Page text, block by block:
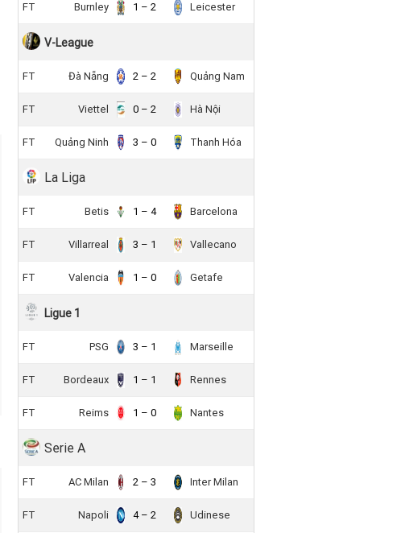
FT Burnley 1 – 2 Leicester
V-League
FT Đà Nẵng 2 – 2 Quảng Nam
FT Viettel 0 – 2 Hà Nội
FT Quảng Ninh 3 – 0 Thanh Hóa
La Liga
FT Betis 1 – 4 Barcelona
FT Villarreal 3 – 1 Vallecano
FT Valencia 1 – 0 Getafe
Ligue 1
FT PSG 3 – 1 Marseille
FT Bordeaux 1 – 1 Rennes
FT Reims 1 – 0 Nantes
Serie A
FT AC Milan 2 – 3 Inter Milan
FT Napoli 4 – 2 Udinese